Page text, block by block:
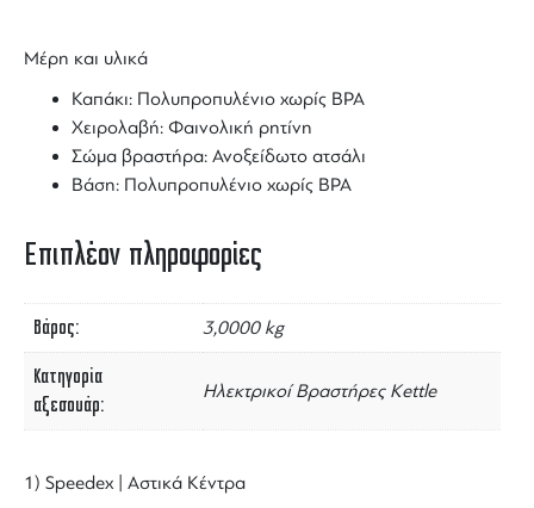
Μέρη και υλικά
Καπάκι: Πολυπροπυλένιο χωρίς BPA
Χειρολαβή: Φαινολική ρητίνη
Σώμα βραστήρα: Ανοξείδωτο ατσάλι
Βάση: Πολυπροπυλένιο χωρίς ΒΡΑ
Επιπλέον πληροφορίες
Βάρος 3,0000 kg
Κατηγορία
αξεσουάρ
Ηλεκτρικοί Βραστήρες Kettle
1) Speedex | Αστικά Κέντρα